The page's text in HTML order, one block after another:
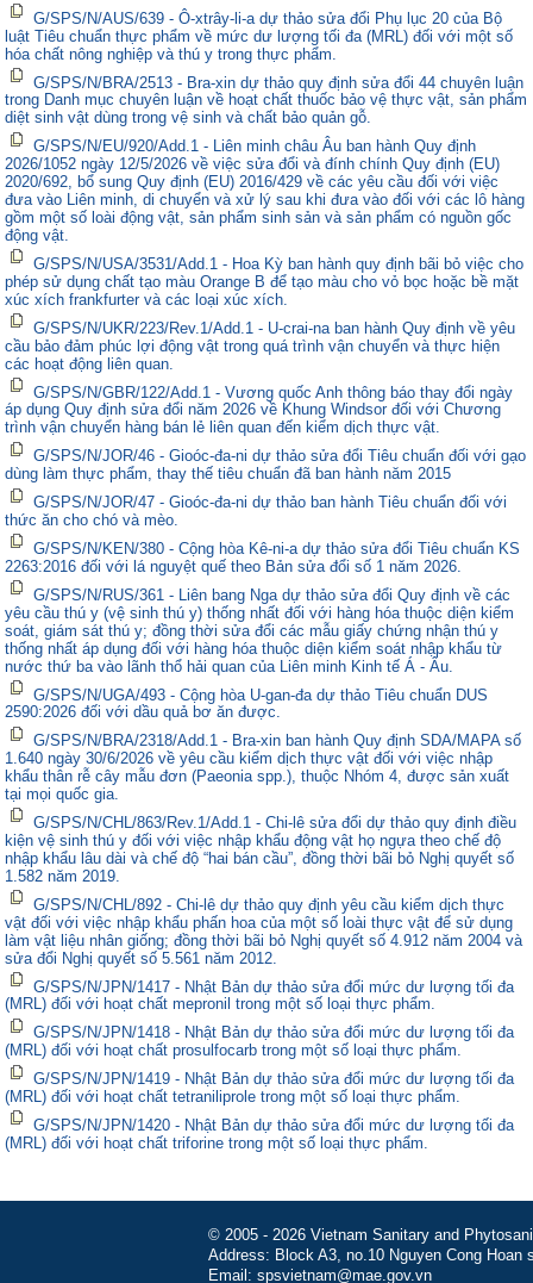
G/SPS/N/AUS/639 - Ô-xtrây-li-a dự thảo sửa đổi Phụ lục 20 của Bộ
luật Tiêu chuẩn thực phẩm về mức dư lượng tối đa (MRL) đối với một số
hóa chất nông nghiệp và thú y trong thực phẩm.
G/SPS/N/BRA/2513 - Bra-xin dự thảo quy định sửa đổi 44 chuyên luận
trong Danh mục chuyên luận về hoạt chất thuốc bảo vệ thực vật, sản phẩm
diệt sinh vật dùng trong vệ sinh và chất bảo quản gỗ.
G/SPS/N/EU/920/Add.1 - Liên minh châu Âu ban hành Quy định
2026/1052 ngày 12/5/2026 về việc sửa đổi và đính chính Quy định (EU)
2020/692, bổ sung Quy định (EU) 2016/429 về các yêu cầu đối với việc
đưa vào Liên minh, di chuyển và xử lý sau khi đưa vào đối với các lô hàng
gồm một số loài động vật, sản phẩm sinh sản và sản phẩm có nguồn gốc
động vật.
G/SPS/N/USA/3531/Add.1 - Hoa Kỳ ban hành quy định bãi bỏ việc cho
phép sử dụng chất tạo màu Orange B để tạo màu cho vỏ bọc hoặc bề mặt
xúc xích frankfurter và các loại xúc xích.
G/SPS/N/UKR/223/Rev.1/Add.1 - U-crai-na ban hành Quy định về yêu
cầu bảo đảm phúc lợi động vật trong quá trình vận chuyển và thực hiện
các hoạt động liên quan.
G/SPS/N/GBR/122/Add.1 - Vương quốc Anh thông báo thay đổi ngày
áp dụng Quy định sửa đổi năm 2026 về Khung Windsor đối với Chương
trình vận chuyển hàng bán lẻ liên quan đến kiểm dịch thực vật.
G/SPS/N/JOR/46 - Gioóc-đa-ni dự thảo sửa đổi Tiêu chuẩn đối với gạo
dùng làm thực phẩm, thay thế tiêu chuẩn đã ban hành năm 2015
G/SPS/N/JOR/47 - Gioóc-đa-ni dự thảo ban hành Tiêu chuẩn đối với
thức ăn cho chó và mèo.
G/SPS/N/KEN/380 - Cộng hòa Kê-ni-a dự thảo sửa đổi Tiêu chuẩn KS
2263:2016 đối với lá nguyệt quế theo Bản sửa đổi số 1 năm 2026.
G/SPS/N/RUS/361 - Liên bang Nga dự thảo sửa đổi Quy định về các
yêu cầu thú y (vệ sinh thú y) thống nhất đối với hàng hóa thuộc diện kiểm
soát, giám sát thú y; đồng thời sửa đổi các mẫu giấy chứng nhận thú y
thống nhất áp dụng đối với hàng hóa thuộc diện kiểm soát nhập khẩu từ
nước thứ ba vào lãnh thổ hải quan của Liên minh Kinh tế Á - Âu.
G/SPS/N/UGA/493 - Cộng hòa U-gan-đa dự thảo Tiêu chuẩn DUS
2590:2026 đối với dầu quả bơ ăn được.
G/SPS/N/BRA/2318/Add.1 - Bra-xin ban hành Quy định SDA/MAPA số
1.640 ngày 30/6/2026 về yêu cầu kiểm dịch thực vật đối với việc nhập
khẩu thân rễ cây mẫu đơn (Paeonia spp.), thuộc Nhóm 4, được sản xuất
tại mọi quốc gia.
G/SPS/N/CHL/863/Rev.1/Add.1 - Chi-lê sửa đổi dự thảo quy định điều
kiện vệ sinh thú y đối với việc nhập khẩu động vật họ ngựa theo chế độ
nhập khẩu lâu dài và chế độ “hai bán cầu”, đồng thời bãi bỏ Nghị quyết số
1.582 năm 2019.
G/SPS/N/CHL/892 - Chi-lê dự thảo quy định yêu cầu kiểm dịch thực
vật đối với việc nhập khẩu phấn hoa của một số loài thực vật để sử dụng
làm vật liệu nhân giống; đồng thời bãi bỏ Nghị quyết số 4.912 năm 2004 và
sửa đổi Nghị quyết số 5.561 năm 2012.
G/SPS/N/JPN/1417 - Nhật Bản dự thảo sửa đổi mức dư lượng tối đa
(MRL) đối với hoạt chất mepronil trong một số loại thực phẩm.
G/SPS/N/JPN/1418 - Nhật Bản dự thảo sửa đổi mức dư lượng tối đa
(MRL) đối với hoạt chất prosulfocarb trong một số loại thực phẩm.
G/SPS/N/JPN/1419 - Nhật Bản dự thảo sửa đổi mức dư lượng tối đa
(MRL) đối với hoạt chất tetraniliprole trong một số loại thực phẩm.
G/SPS/N/JPN/1420 - Nhật Bản dự thảo sửa đổi mức dư lượng tối đa
(MRL) đối với hoạt chất triforine trong một số loại thực phẩm.
© 2005 - 2026 Vietnam Sanitary and
Address: Block A3, no.10 Nguyen Cong Hoan
Email: spsvietnam@mae.gov.vn